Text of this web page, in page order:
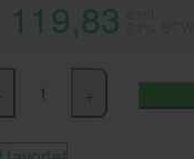
119,83